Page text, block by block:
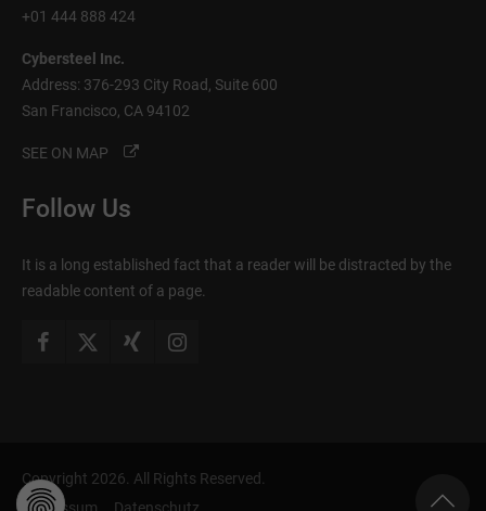
+01 444 888 424
Cybersteel Inc.
Address: 376-293 City Road, Suite 600
San Francisco, CA 94102
SEE ON MAP
Follow Us
It is a long established fact that a reader will be distracted by the
readable content of a page.
Copyright 2026. All Rights Reserved.